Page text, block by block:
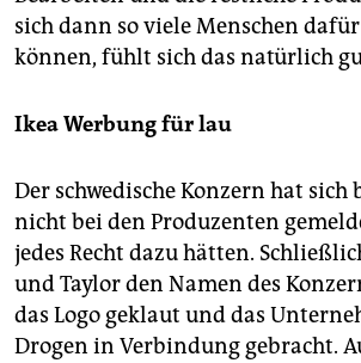
sich dann so viele Menschen
können, fühlt sich das natürlich
Ikea Werbung für lau
Der schwedische Konzern hat sich
nicht bei den Produzenten
jedes Recht dazu hätten.
und Taylor den Namen des
das Logo geklaut und das
Drogen in Verbindung gebracht.